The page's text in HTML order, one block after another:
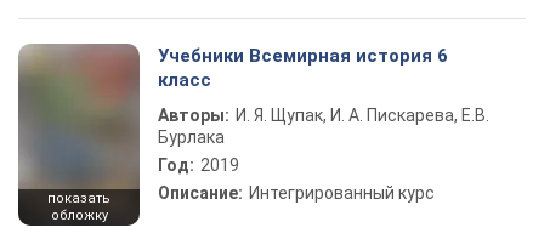
показать
обложку
Учебники Всемирная история 6
класс
Авторы: И. Я. Щупак, И. А. Пискарева, Е.В.
Бурлака
Год: 2019
Описание: Интегрированный курс